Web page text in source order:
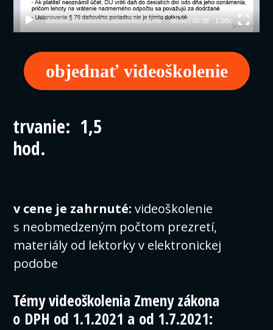
00:00| 00:38 1.00x
objednať videoškolenie
trvanie: 1,5
hod.
v cene je zahrnuté:videoškolenie
s neobmedzeným počtom prezretí,
materiály od lektorky v elektronickej
podobe
Témy videoškolenia Zmeny zákona
o DPH od 1.1.2021 a od 1.7.2021: